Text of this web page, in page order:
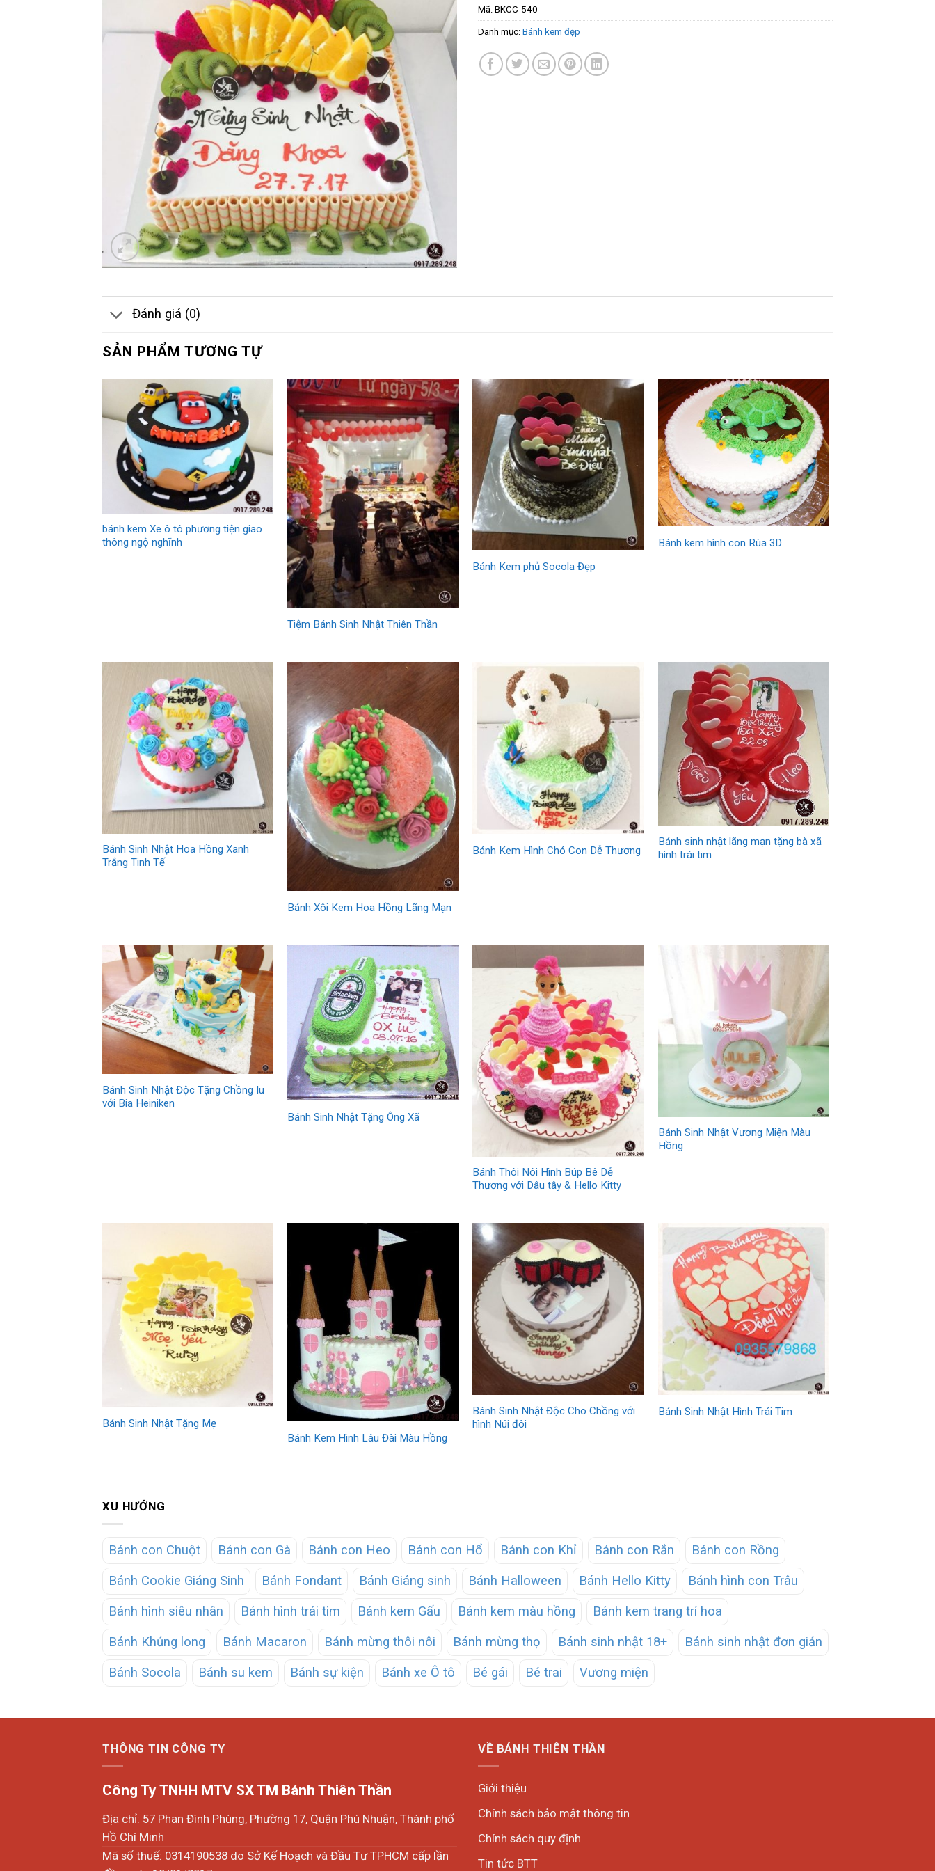
Mã: BKCC-540
Danh mục: Bánh kem đẹp
Đánh giá (0)
SẢN PHẨM TƯƠNG TỰ
bánh kem Xe ô tô phương tiện giao
thông ngộ nghĩnh
Tiệm Bánh Sinh Nhật Thiên Thần
Bánh Kem phủ Socola Đẹp
Bánh kem hình con Rùa 3D
Bánh Sinh Nhật Hoa Hồng Xanh
Trắng Tinh Tế
Bánh Xôi Kem Hoa Hồng Lãng Mạn
Bánh Kem Hình Chó Con Dễ Thương
Bánh sinh nhật lãng mạn tặng bà xã
hình trái tim
Bánh Sinh Nhật Độc Tặng Chồng Iu
với Bia Heiniken
Bánh Sinh Nhật Tặng Ông Xã
Bánh Thôi Nôi Hình Búp Bê Dễ
Thương với Dâu tây & Hello Kitty
Bánh Sinh Nhật Vương Miện Màu
Hồng
Bánh Sinh Nhật Tặng Mẹ
Bánh Kem Hình Lâu Đài Màu Hồng
Bánh Sinh Nhật Độc Cho Chồng với
hình Núi đôi
Bánh Sinh Nhật Hình Trái Tim
XU HƯỚNG
Bánh con Chuột Bánh con Gà Bánh con Heo Bánh con Hổ Bánh con Khỉ Bánh con Rắn
Bánh con Rồng
Bánh Cookie Giáng Sinh
Bánh Fondant Bánh Giáng sinh Bánh Halloween Bánh Hello Kitty
Bánh hình con Trâu
Bánh hình siêu nhân
Bánh hình trái tim Bánh kem Gấu Bánh kem màu hồng
Bánh kem trang trí hoa
Bánh Khủng long
Bánh Macaron Bánh mừng thôi nôi Bánh mừng thọ Bánh sinh nhật 18+
Bánh sinh nhật đơn giản
Bánh Socola
Bánh su kem Bánh sự kiện Bánh xe Ô tô Bé gái Bé trai Vương miện
THÔNG TIN CÔNG TY
Công Ty TNHH MTV SX TM Bánh Thiên Thần
Địa chỉ: 57 Phan Đình Phùng, Phường 17, Quận Phú Nhuận, Thành phố
Hồ Chí Minh
Mã số thuế: 0314190538 do Sở Kế Hoạch và Đầu Tư TPHCM cấp lần
VỀ BÁNH THIÊN THẦN
Giới thiệu
Chính sách bảo mật thông tin
Chính sách quy định
Tin tức BTT